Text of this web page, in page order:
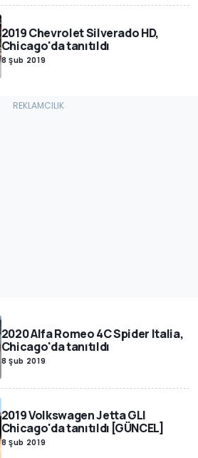
2019 Chevrolet Silverado HD,
Chicago'da tanıtıldı
8 Şub 2019
2020 Alfa Romeo 4C Spider Italia,
Chicago'da tanıtıldı
8 Şub 2019
2019 Volkswagen Jetta GLI
Chicago'da tanıtıldı [GÜNCEL]
8 Şub 2019